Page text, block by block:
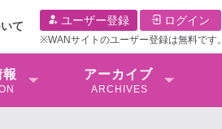
て ユーザー登録 ログイン
※WANサイトのユーザー登録は無料です。
アーカイブ
ARCHIVES